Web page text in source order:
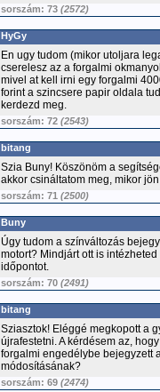
sorszám: 73 (2572)
HyGy
En ugy tudom (mikor utoljara
cserelesz az a forgalmi
mivel at kell irni egy forgalmi
forint a szincsere papir oldala
kerdezd meg.
sorszám: 72 (2543)
bitang
Szia Buny! Köszönöm a
akkor csináltatom meg, mikor
sorszám: 71 (2500)
Buny
Úgy tudom a színváltozás
motort? Mindjárt ott is
időpontot.
sorszám: 70 (2491)
bitang
Sziasztok! Eléggé megkopott a
újrafestetni. A kérdésem az,
forgalmi engedélybe bejegyzett
módosításának?
sorszám: 69 (2474)